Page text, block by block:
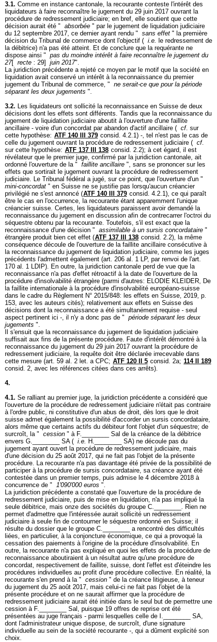
3.1. Comme en instance cantonale, la recourante conteste l'intérêt des
liquidateurs à faire reconnaître le jugement du 29 juin 2017 ouvrant la
procédure de redressement judiciaire; en bref, elle soutient que cette
décision aurait été " absorbée " par le jugement de liquidation judiciaire
du 12 septembre 2017, ce dernier ayant rendu " sans effet " la première
décision du Tribunal de commerce dont l'objectif ( i.e. le redressement de
la débitrice) n'a pas été atteint. Et de conclure que la requérante ne
dispose ainsi " pas du moindre intérêt à faire reconnaître le jugement du
27[ recte : 29] juin 2017".
La juridiction précédente a rejeté ce moyen par le motif que la société en
liquidation avait conservé un intérêt à la reconnaissance du premier
jugement du Tribunal de commerce, " ne serait-ce que pour la période
séparant les deux jugements ".
3.2. Les liquidateurs ont sollicité la reconnaissance en Suisse de deux
décisions dont les effets sont différents. Tandis que la reconnaissance du
jugement de liquidation judiciaire aboutit à l'ouverture d'une faillite
ancillaire - voire d'un concordat par abandon d'actif ancillaire ( cf. sur
cette hypothèse: ATF 140 III 379 consid. 4.2.1) -, tel n'est pas le cas de
celle du jugement ouvrant la procédure de redressement judiciaire ( cf.
sur cette hypothèse: ATF 137 III 138 consid. 2.2); à cet égard, il est
révélateur que le premier juge, confirmé par la juridiction cantonale, ait
ordonné l'ouverture de la " faillite ancillaire ", sans se prononcer sur les
effets que sortirait le jugement ouvrant la procédure de redressement
judiciaire. Le Tribunal fédéral a jugé, sur ce point, que l'ouverture d'un "
mini-concordat " en Suisse ne se justifie pas lorsqu'aucun créancier
privilégié ne s'est annoncé (ATF 140 III 379 consid. 4.2.1), ce qui paraît
être le cas en l'occurrence, la recourante étant apparemment l'unique
créancier suisse. Certes, les liquidateurs paraissent avoir demandé la
reconnaissance du jugement en discussion afin de contrecarrer l'octroi du
séquestre obtenu par la recourante. Toutefois, s'il est exact que la
reconnaissance d'une décision " assimilable à un sursis concordataire "
étrangère produit bien cet effet (ATF 137 III 138 consid. 2.2), la même
conséquence découle de l'ouverture de la faillite ancillaire consécutive à
la reconnaissance du jugement de liquidation judiciaire, comme les juges
précédents l'admettent également (art. 206 al. 1 LP, par renvoi de l'art.
170 al. 1 LDIP). En outre, la juridiction cantonale perd de vue que la
reconnaissance n'a pas d'effet rétroactif à la date de l'ouverture de la
procédure d'insolvabilité étrangère (parmi d'autres: ELODIE KLEIDER, De
la faillite internationale à la procédure d'insolvabilité européano-suisse
dans le cadre du Règlement N° 2015/848: les effets en Suisse, 2019, p.
153, avec les auteurs cités); relativement aux effets en Suisse des
décisions dont la reconnaissance a été simultanément requise - seul
aspect pertinent ici -, il n'y a donc pas de " période séparant les deux
jugements ".
Il s'ensuit que la reconnaissance du jugement de liquidation judiciaire
suffisait aux fins de la présente procédure. Faute d'intérêt démontré à la
reconnaissance du jugement du 29 juin 2017 ouvrant la procédure de
redressement judiciaire, la requête doit être déclarée irrecevable dans
cette mesure (art. 59 al. 2 let. a CPC; ATF 120 II 5 consid. 2a; 114 II 189
consid. 2, avec les références citées dans ces arrêts).
4.
4.1. Se ralliant au premier juge, la juridiction précédente a considéré que
l'ouverture de la procédure de redressement judiciaire n'était pas contraire
à l'ordre public, ni constitutive d'un abus de droit, dès lors que le droit
suisse admet également la possibilité d'accorder un sursis concordataire,
alors même que certains actifs du débiteur font l'objet d'un séquestre; de
surcroît, la " cession " à F.________ Sal de la créance de la débitrice
envers G.________ SA ( i.e. H.________ SA) ne découle pas du
jugement ayant ouvert la procédure de redressement judiciaire, mais
d'une décision du 25 août 2017, qui ne fait pas l'objet de la présente
procédure. La recourante n'a pas davantage été privée de la possibilité de
participer à la procédure de sursis concordataire, sa créance ayant été
contestée dans un premier temps, puis admise le 4 décembre 2018 à
concurrence de " 1'090'000 euros ".
La juridiction précédente a constaté que l'ouverture de la procédure de
redressement judiciaire, puis de mise en liquidation, n'a pas impliqué la
seule débitrice, mais onze des sociétés du groupe C.________. Rien ne
permet d'admettre que l'intéressée aurait sollicité un redressement
judiciaire à seule fin de contourner le séquestre ordonné en Suisse; il
résulte du dossier que le groupe C.________ a rencontré des difficultés
liées, en particulier, à la conjoncture économique, ce qui a provoqué la
cessation des paiements à l'origine de la procédure d'insolvabilité. En
outre, la recourante n'a pas expliqué en quoi les effets de la procédure de
reconnaissance aboutiraient à un résultat autre qu'une procédure de
concordat, respectivement de faillite, suisse, dont l'effet est d'éteindre les
procédures individuelles au profit d'une procédure collective. En réalité, la
recourante s'en prend à la " cession " de la créance litigieuse, à teneur
du jugement du 25 août 2017, mais celui-ci ne fait pas l'objet de la
présente procédure et on ne saurait affirmer que la procédure de
redressement judiciaire aurait été initiée dans le seul but de permettre une
cession à F.________ Sal, puisque 19 offres de reprise ont été
présentées au juge français - parmi lesquelles celle de I.________ SA,
dont l'administrateur unique dispose, de surcroît, d'une signature
individuelle au sein de la société recourante -, qui a dûment explicité son
choix.